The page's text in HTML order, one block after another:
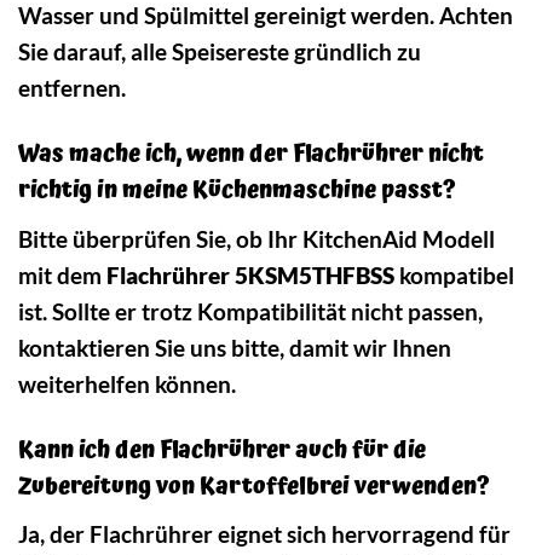
Wasser und Spülmittel gereinigt werden. Achten
Sie darauf, alle Speisereste gründlich zu
entfernen.
Was mache ich, wenn der Flachrührer nicht
richtig in meine Küchenmaschine passt?
Bitte überprüfen Sie, ob Ihr KitchenAid Modell
mit dem Flachrührer 5KSM5THFBSS kompatibel
ist. Sollte er trotz Kompatibilität nicht passen,
kontaktieren Sie uns bitte, damit wir Ihnen
weiterhelfen können.
Kann ich den Flachrührer auch für die
Zubereitung von Kartoffelbrei verwenden?
Ja, der Flachrührer eignet sich hervorragend für